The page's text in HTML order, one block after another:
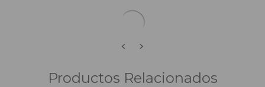
< >
Productos Relacionados